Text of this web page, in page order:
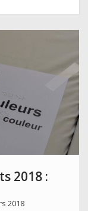
2018 :
2018